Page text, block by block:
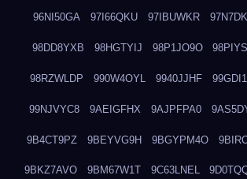
96NI50GA 97I66QKU 97IBUWKR
98DD8YXB 98HGTYIJ 98P1JO9O
98RZWLDP 990W4OYL 9940JJHF
99NJVYC8 9AEIGFHX 9AJPFPA0
9B4CT9PZ 9BEYVG9H 9BGYPM4O
9BKZ7AVO 9BM67W1T 9C63LNEL